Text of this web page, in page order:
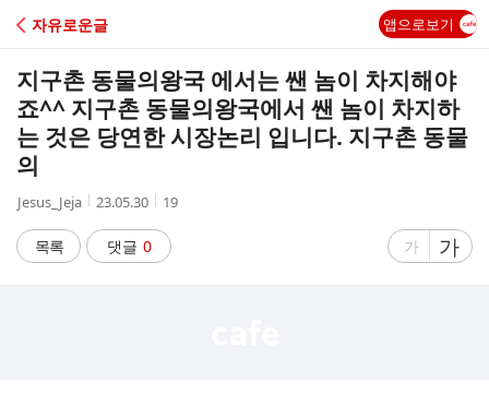
C
A
자유로운글 앱으로보기
지구촌 동물의왕국 에서는 쌘 놈이 차지해야
죠^^ 지구촌 동물의왕국에서 쌘 놈이 차지하
는 것은 당연한 시장논리 입니다. 지구촌 동물
의
작
자
Jesus_Jeja
작
시
간
23.05.30
조
수
19
목록 댓글 0
글
가
글
자
가